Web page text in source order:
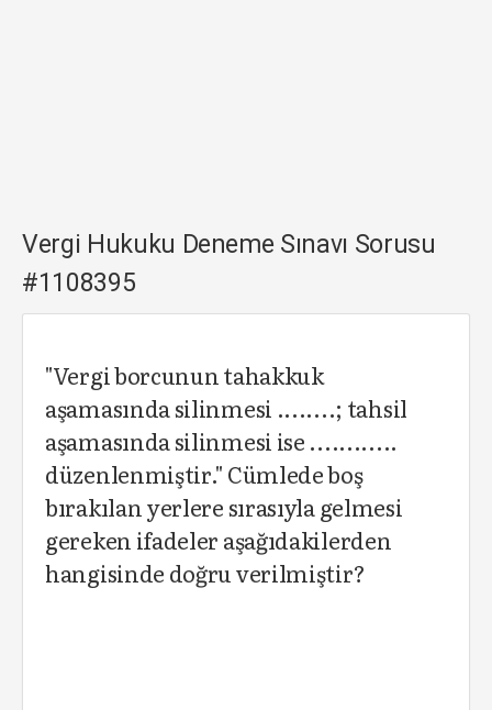
Vergi Hukuku Deneme Sınavı Sorusu
#1108395
"Vergi borcunun tahakkuk
aşamasında silinmesi ........; tahsil
aşamasında silinmesi ise ............
düzenlenmiştir." Cümlede boş
bırakılan yerlere sırasıyla gelmesi
gereken ifadeler aşağıdakilerden
hangisinde doğru verilmiştir?